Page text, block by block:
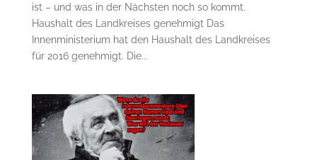
ist – und was in der Nächsten noch so kommt.
Haushalt des Landkreises genehmigt Das
Innenministerium hat den Haushalt des Landkreises
für 2016 genehmigt. Die...